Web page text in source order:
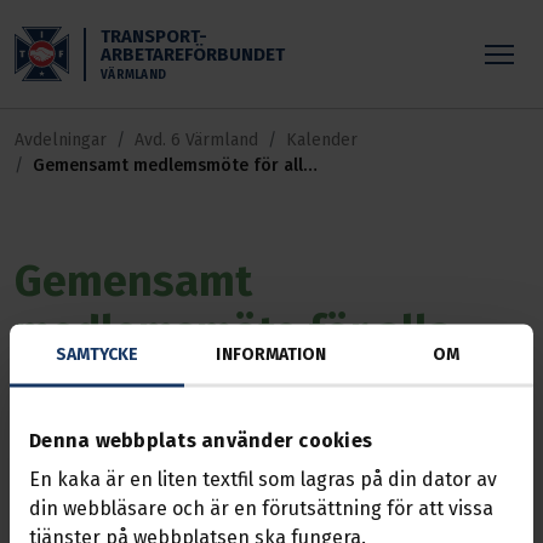
SAMTYCKE INFORMATION OM
Denna webbplats använder cookies
En kaka är en liten textfil som lagras på din dator av
din webbläsare och är en förutsättning för att vissa
tjänster på webbplatsen ska fungera.
TRANSPORT-
ARBETAREFÖRBUNDET
VÄRMLAND
Avdelningar Avd. 6 Värmland
Kalender
Gemensamt medlemsmöte för alla
Gemensamt
medlemsmöte för alla
sektioner i avdelning 6
Händelse 19 aug. 2025, 19:00 — 20:00
Medlemsmöte via Teams